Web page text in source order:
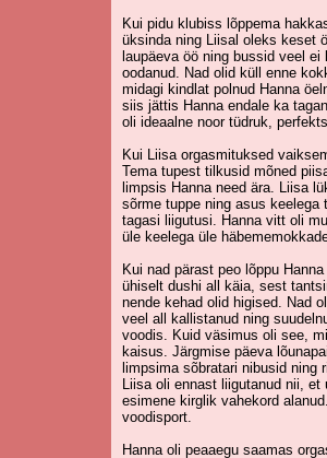
Kui pidu klubiss lõppema
üksinda ning Liisal oleks keset
laupäeva öö ning bussid veel
oodanud. Nad olid küll enne
midagi kindlat polnud Hanna
siis jättis Hanna endale ka
oli ideaalne noor tüdruk,
Kui Liisa orgasmituksed
Tema tupest tilkusid mõned
limpsis Hanna need ära. Liisa
sõrme tuppe ning asus
tagasi liigutusi. Hanna vitt oli
üle keelega üle
Kui nad pärast peo lõppu
ühiselt dushi all käia, sest
nende kehad olid higised. Nad
veel all kallistanud ning
voodis. Kuid väsimus oli see,
kaisus. Järgmise päeva
limpsima sõbratari nibusid ning
Liisa oli ennast liigutanud nii,
esimene kirglik vahekord
voodisport.
Hanna oli peaaegu saamas